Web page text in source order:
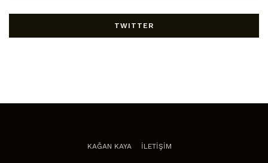
TWITTER
KAĞAN KAYA İLETİŞİM